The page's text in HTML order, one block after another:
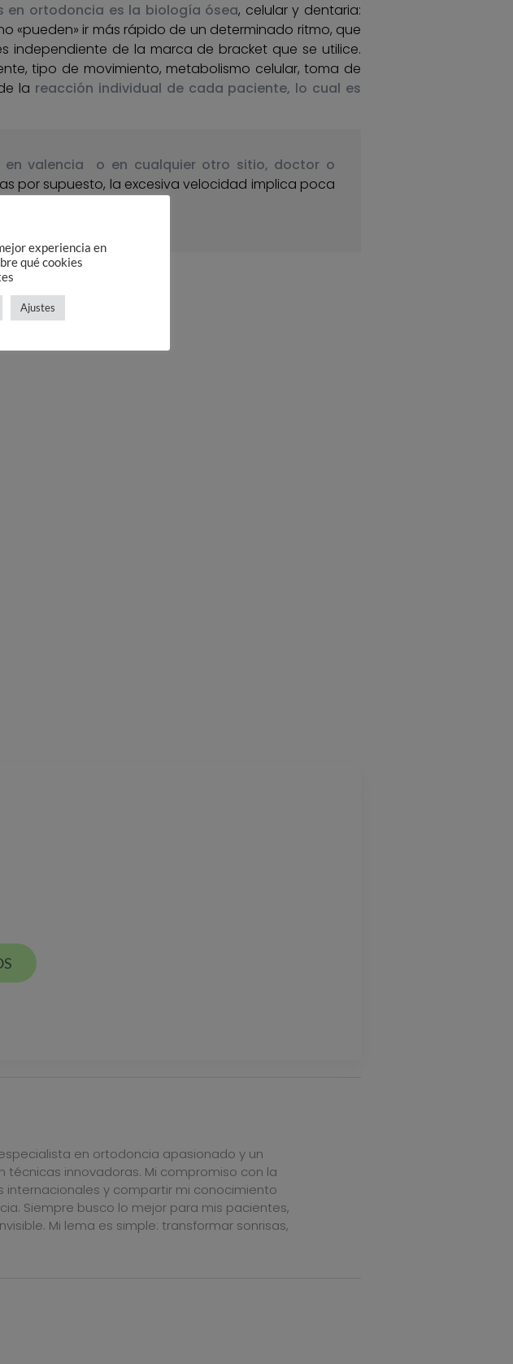
en ortodoncia es la biología ósea, celular y dentaria:
«pueden» ir más rápido de un determinado ritmo, que
independiente de la marca de bracket que se utilice.
tipo de movimiento, metabolismo celular, toma de
la reacción individual de cada paciente, lo cual es
valencia o en cualquier otro sitio, doctor o
por supuesto, la excesiva velocidad implica poca
en ortodoncia apasionado y un
innovadoras. Mi compromiso con la
y compartir mi conocimiento
Siempre busco lo mejor para mis pacientes,
Mi lema es simple: transformar sonrisas,
experiencia en
qué cookies
Ajustes